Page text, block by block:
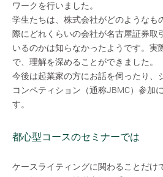
ワークを行いました。
学生たちは、株式会社がどのようなも
際にどれくらいの会社が名古屋証券取
いるのかは知らなかったようです。実
で、理解を深めることができました。
今後は起業家の方にお話を伺ったり、
コンペティション（通称JBMC）参加
す。
都心型コースのセミナーでは
ケースライティングに関わることだけ